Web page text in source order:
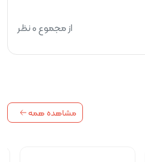
مشاهده همه
از مجموع 0 نظر